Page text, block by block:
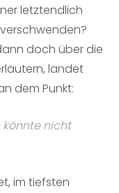
letztendlich
doch über die
landet
dem Punkt:
könnte nicht
im tiefsten